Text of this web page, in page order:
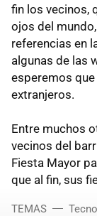
fin los vecinos,
ojos del
referencias en
algunas de las
esperemos
extranjeros.
Entre muchos
vecinos del
Fiesta Mayor
que al fin, sus
TEMAS